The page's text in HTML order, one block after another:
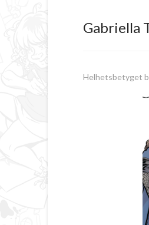
Gabriella
Helhetsbetyget